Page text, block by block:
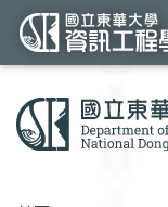
到
主